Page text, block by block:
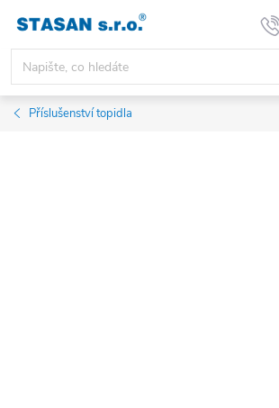
obsah
Příslušenství topidla